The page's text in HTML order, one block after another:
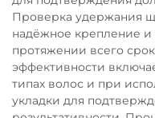
Проверка удержания
надёжное крепление и
протяжении всего
эффективности
типах волос и при
укладки для